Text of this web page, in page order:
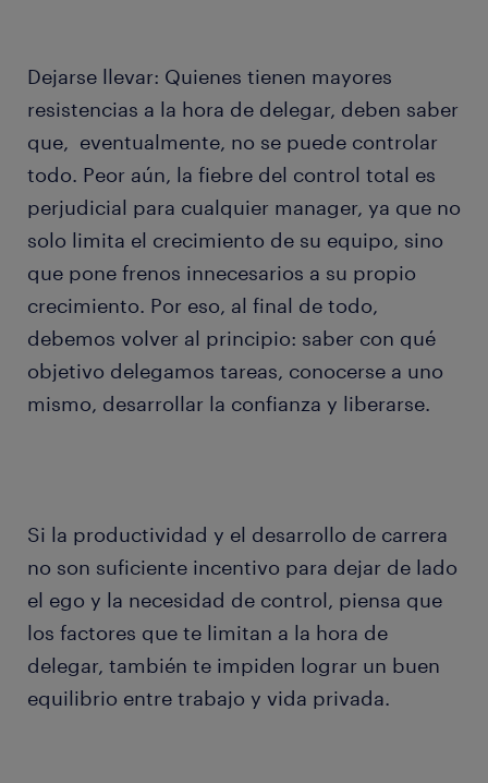
Dejarse llevar: Quienes tienen mayores
resistencias a la hora de delegar, deben saber
que, eventualmente, no se puede controlar
todo. Peor aún, la fiebre del control total es
perjudicial para cualquier manager, ya que no
solo limita el crecimiento de su equipo, sino
que pone frenos innecesarios a su propio
crecimiento. Por eso, al final de todo,
debemos volver al principio: saber con qué
objetivo delegamos tareas, conocerse a uno
mismo, desarrollar la confianza y liberarse.
Si la productividad y el desarrollo de carrera
no son suficiente incentivo para dejar de lado
el ego y la necesidad de control, piensa que
los factores que te limitan a la hora de
delegar, también te impiden lograr un buen
equilibrio entre trabajo y vida privada.